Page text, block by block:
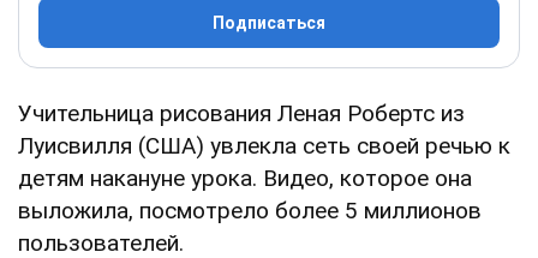
Подписаться
Учительница рисования Леная Робертс из
Луисвилля (США) увлекла сеть своей речью к
детям накануне урока. Видео, которое она
выложила, посмотрело более 5 миллионов
пользователей.